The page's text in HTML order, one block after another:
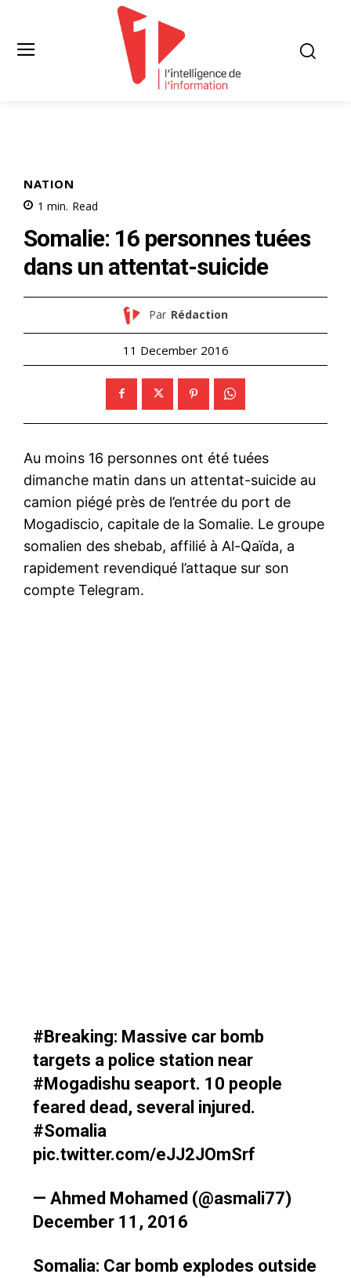
NATION
1 min. Read
Somalie: 16 personnes tuées
dans un attentat-suicide
Par Rédaction
11 December 2016
Au moins 16 personnes ont été tuées
dimanche matin dans un attentat-suicide au
camion piégé près de l’entrée du port de
Mogadiscio, capitale de la Somalie. Le groupe
somalien des shebab, affilié à Al-Qaïda, a
rapidement revendiqué l’attaque sur son
compte Telegram.
#Breaking: Massive car bomb
targets a police station near
#Mogadishuseaport. 10 people
feared dead, several injured.
#Somalia
pic.twitter.com/eJJ2JOmSrf
— Ahmed Mohamed (@asmali77)
December 11, 2016
Somalia: Car bomb explodes outside